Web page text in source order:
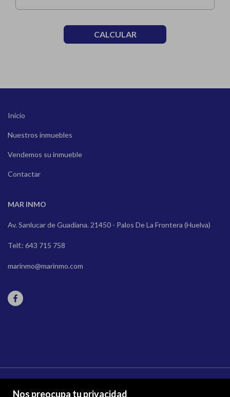
Nos preocupa tu privacidad
CALCULAR
Inicio
Nuestros inmuebles
Vendemos su inmueble
Contactar
MAR INMO
Av. Sanlucar de Guadiana. 21450 - Palos De La Frontera (Huelva)
Telf.: 643 715 758
marinmo@marinmo.com